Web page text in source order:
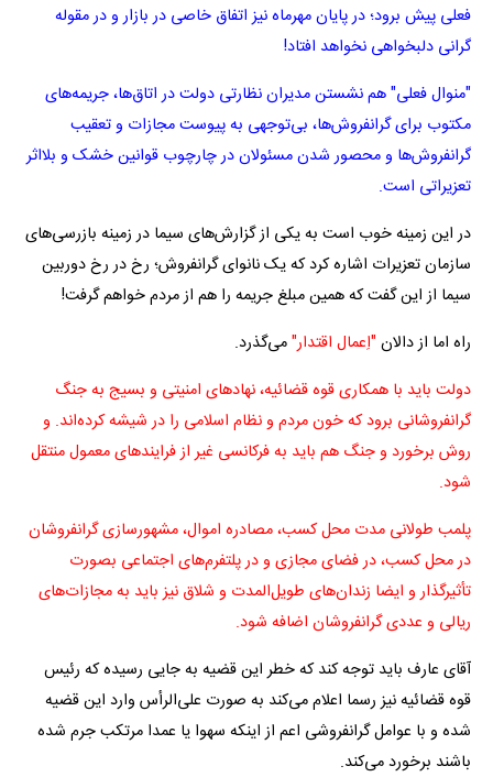
فعلی پیش برود؛‌ در پایان مهرماه نیز اتفاق خاصی در بازار و در مقوله
گرانی دلبخواهی نخواهد افتاد!
"منوال فعلی" هم نشستن مدیران نظارتی دولت در اتاق‌ها، جریمه‌های
مکتوب برای گرانفروش‌ها، بی‌توجهی به پیوست مجازات و تعقیب
گرانفروش‌ها و محصور شدن مسئولان در چارچوب قوانین خشک و بلااثر
تعزیراتی است.
در این زمینه خوب است به یکی از گزارش‌های سیما در زمینه بازرسی‌های
سازمان تعزیرات اشاره کرد که یک نانوای گرانفروش؛ رخ در رخ دوربین
سیما از این گفت که همین مبلغ جریمه را هم از مردم خواهم گرفت!
راه اما از دالان "اِعمال اقتدار"می‌گذرد.
دولت باید با همکاری قوه قضائیه، نهادهای امنیتی و بسیج به جنگ
گرانفروشانی برود که خون مردم و نظام اسلامی را در شیشه کرده‌اند. و
روش برخورد و جنگ هم باید به فرکانسی غیر از فرایندهای معمول منتقل
شود.
پلمب طولانی مدت محل کسب، مصادره اموال، مشهورسازی گرانفروشان
در محل کسب، در فضای مجازی و در پلتفرم‌های اجتماعی بصورت
تأثیرگذار و ایضا زندان‌های طویل‌المدت و شلاق نیز باید به مجازات‌های
ریالی و عددی گرانفروشان اضافه شود.
آقای عارف باید توجه کند که خطر این قضیه به جایی رسیده که رئیس
قوه قضائیه نیز رسما اعلام می‌کند به صورت علی‌الرأس وارد این قضیه
شده و با عوامل گرانفروشی اعم از اینکه سهوا یا عمدا مرتکب جرم شده
باشند برخورد می‌کند.